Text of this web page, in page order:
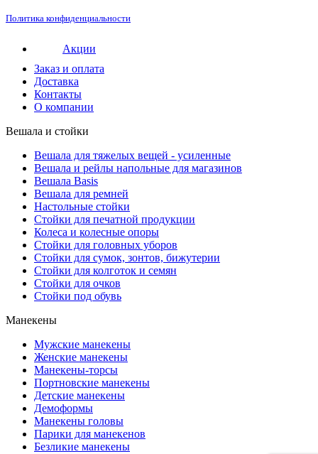
Политика конфиденциальности
Акции
Заказ и оплата
Доставка
Контакты
О компании
Вешала и стойки
Вешала для тяжелых вещей - усиленные
Вешала и рейлы напольные для магазинов
Вешала Basis
Вешала для ремней
Настольные стойки
Стойки для печатной продукции
Колеса и колесные опоры
Стойки для головных уборов
Стойки для сумок, зонтов, бижутерии
Стойки для колготок и семян
Стойки для очков
Стойки под обувь
Манекены
Мужские манекены
Женские манекены
Манекены-торсы
Портновские манекены
Детские манекены
Демоформы
Манекены головы
Парики для манекенов
Безликие манекены